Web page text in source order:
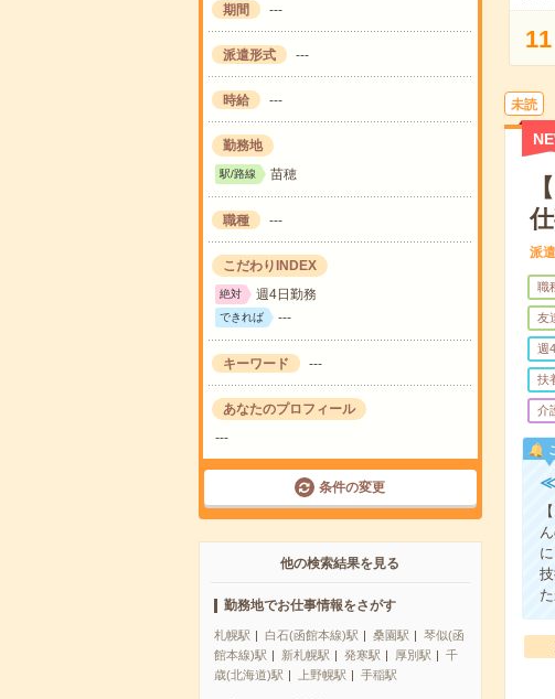
期間 ---
派遣形式 ---
時給 ---
勤務地
駅/路線 苗穂
職種 ---
こだわりINDEX
絶対 週4日勤務
できれば ---
キーワード ---
あなたのプロフィール
---
条件の変更
他の検索結果を見る
勤務地でお仕事情報をさがす
札幌駅 白石(函館本線)駅 桑園駅
琴似(函
館本線)駅
新札幌駅 発寒駅 厚別駅
千
歳(北海道)駅
上野幌駅 手稲駅
11
未読
派
職
友
週
扶
介
≪